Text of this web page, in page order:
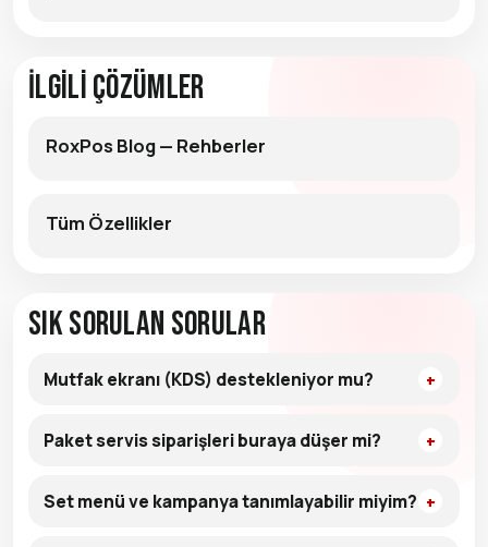
İlgili Çözümler
RoxPos Blog — Rehberler
Tüm Özellikler
Sık Sorulan Sorular
Mutfak ekranı (KDS) destekleniyor mu?
Paket servis siparişleri buraya düşer mi?
Set menü ve kampanya tanımlayabilir miyim?